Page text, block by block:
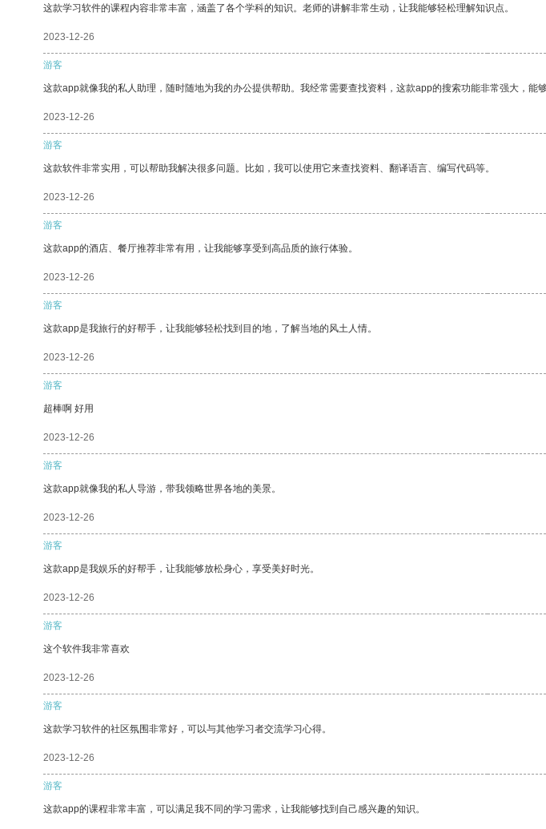
这款学习软件的课程内容非常丰富，涵盖了各个学科的知识。老师的讲解非常生动，让我能够轻松理解知识点。
2023-12-26
游客
这款app就像我的私人助理，随时随地为我的办公提供帮助。我经常需要查找资料，这款app的搜索功能非常强大，能
2023-12-26
游客
这款软件非常实用，可以帮助我解决很多问题。比如，我可以使用它来查找资料、翻译语言、编写代码等。
2023-12-26
游客
这款app的酒店、餐厅推荐非常有用，让我能够享受到高品质的旅行体验。
2023-12-26
游客
这款app是我旅行的好帮手，让我能够轻松找到目的地，了解当地的风土人情。
2023-12-26
游客
超棒啊 好用
2023-12-26
游客
这款app就像我的私人导游，带我领略世界各地的美景。
2023-12-26
游客
这款app是我娱乐的好帮手，让我能够放松身心，享受美好时光。
2023-12-26
游客
这个软件我非常喜欢
2023-12-26
游客
这款学习软件的社区氛围非常好，可以与其他学习者交流学习心得。
2023-12-26
游客
这款app的课程非常丰富，可以满足我不同的学习需求，让我能够找到自己感兴趣的知识。